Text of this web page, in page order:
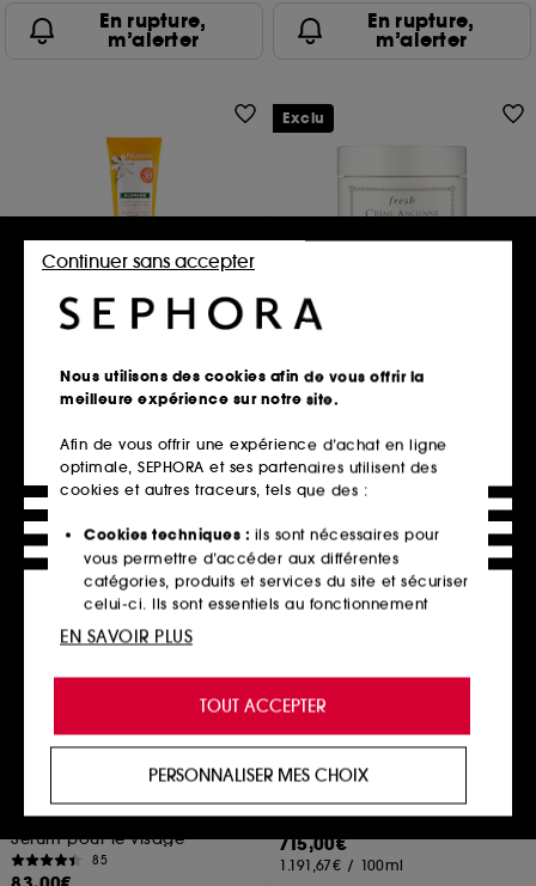
En rupture,
m’alerter
En rupture,
m’alerter
KLORANE
Gel-crème solaire sublime
Crème Visage et corps
26
/100ml
En rupture,
FRESH
Crème Ancienne
423,00€
Ajouter au panier
Exclu
CHARLOTTE TILBURY
Collagen Superfusion Facial
Oil
Sérum pour le visage
85
LA PRAIRIE
Skin Caviar Absolute Filler
Crème Visage Hydratante Volumisante
715,00€
1.191,67€ / 100ml
Nous utilisons des cookies afin de vous offrir la
meilleure expérience sur notre site.
Afin de vous offrir une expérience d’achat en ligne
optimale, SEPHORA et ses partenaires utilisent des
cookies et autres traceurs, tels que des :
Cookies techniques : ils sont nécessaires pour
vous permettre d’accéder aux différentes
catégories, produits et services du site et sécuriser
celui-ci. Ils sont essentiels au fonctionnement
technique du site et ne peuvent être désactivés.
de vous offrir une expérience enrichie et
personnalisée en vous recommandant des
produits, des services et des contenus qui
proposer des offres promotionnelles adaptées à
votre profil.
Cookies réseaux sociaux et publicité :
utilisés pour vous présenter du contenu susceptible
TOUT ACCEPTER
Continuer sans accepter
PERSONNALISER MES CHOIX
EN SAVOIR PLUS